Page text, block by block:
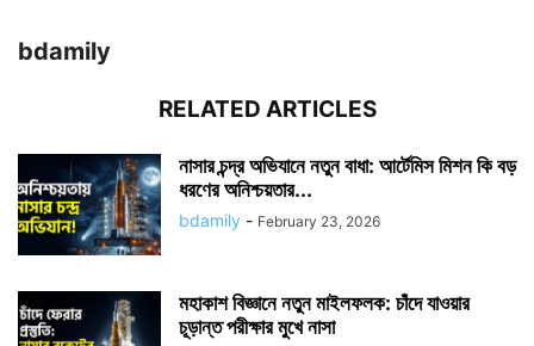
bdamily
RELATED ARTICLES
নাসার চন্দ্র অভিযানে নতুন বাধা: আর্টেমিস মিশন কি বড়
ধরণের অনিশ্চয়তার...
bdamily - February 23, 2026
মহাকাশ বিজ্ঞানে নতুন মাইলফলক: চাঁদে যাওয়ার
চূড়ান্ত পরীক্ষার মুখে নাসা